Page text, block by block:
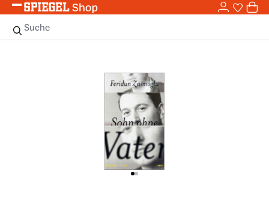
Zum Hauptinhalt springen 0
Suche